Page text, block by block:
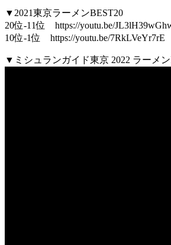
▼2021東京ラーメンBEST20
20位-11位 https://youtu.be/
10位-1位 https://youtu.be/7RkLVeYr7rE
▼ミシュランガイド東京 2022 ラーメン